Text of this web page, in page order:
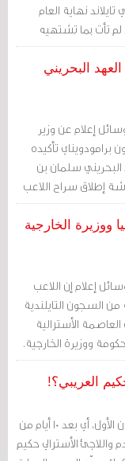
نهاية العام
لم تأت بما تشتهيه
البحريني
إعلام عن وزير
برامودويناي تأكيده
البحريني سلمان بن
إطلاق سراح اللاعب
ووزيرة الخارجية
إعلام إن اللاعب
من السجون التايلندية
الأسترالية
ووزيرة الخارجية.
العريبي؟!
في 7 ديسمبر / كانون الأول، أي بعد 10 أيام من
واللاجئ الأسترالي حكيم